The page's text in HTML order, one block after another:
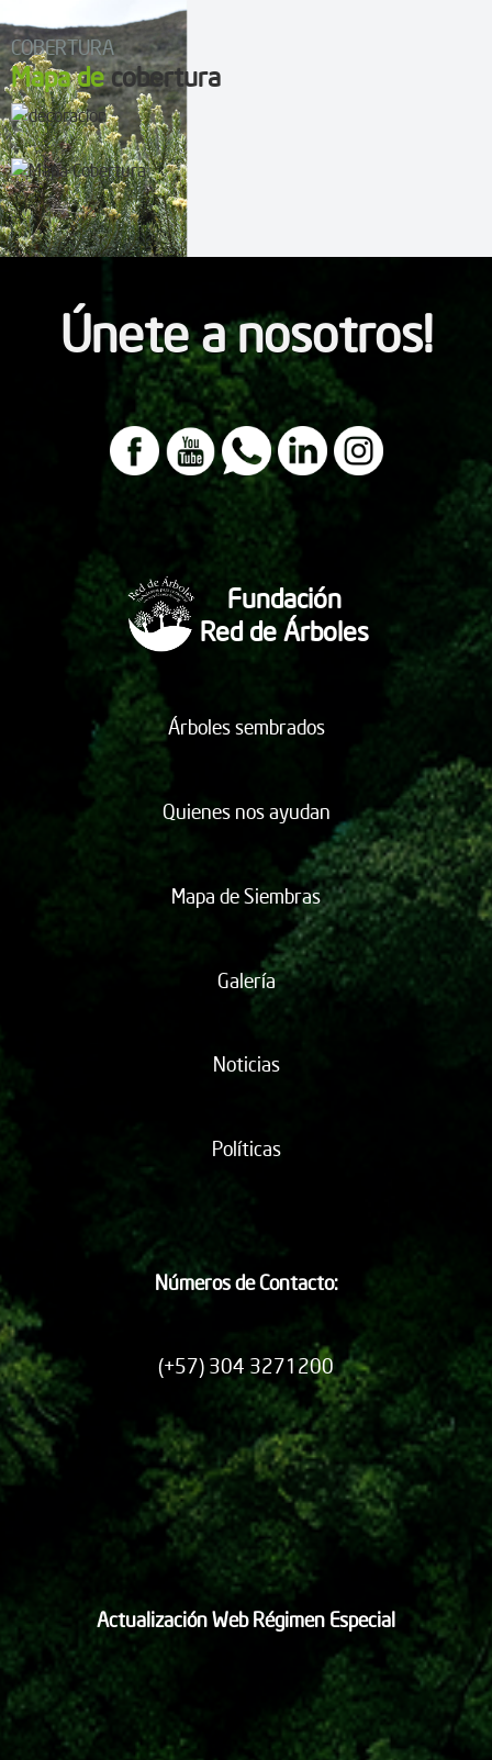
COBERTURA
Mapa decobertura
Únete a nosotros!
Fundación
Red de Árboles
Árboles sembrados
Quienes nos ayudan
Mapa de Siembras
Galería
Noticias
Políticas
Números de Contacto:
(+57) 304 3271200
Actualización Web Régimen Especial